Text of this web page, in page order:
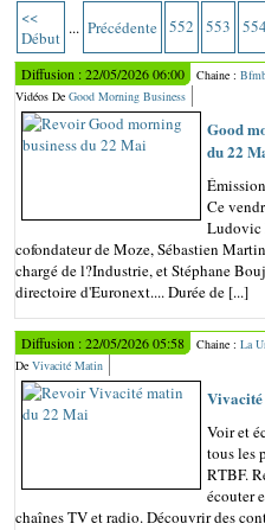
<<
Début ... Précédente 552 553 554
Diffusion : 22/05/2026 06:00 Chaine :
Vidéos De Good Morning Business
Good
du 22
Ce
Ludovic
cofondateur de Moze, Sébastien
chargé de l?Industrie, et Stéphane
directoire d'Euronext.... Durée de [...]
Diffusion : 22/05/2026 05:58 Chaine : La
De Vivacité Matin
Voir et
tous les
RTBF.
écouter
chaînes TV et radio. Découvrir des